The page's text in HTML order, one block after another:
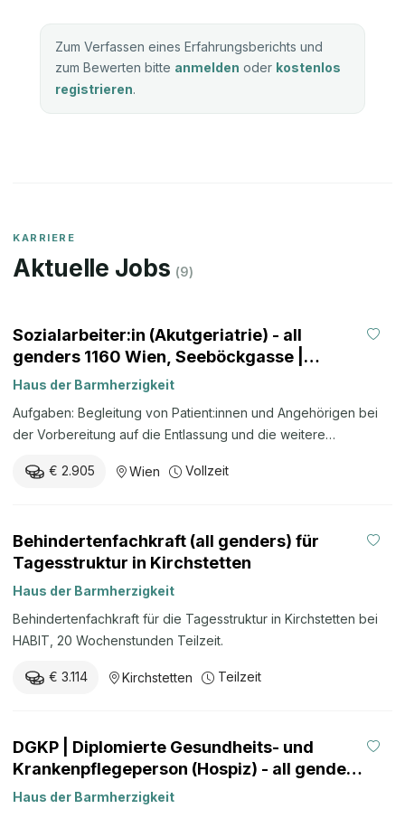
Zum Verfassen eines Erfahrungsberichts und
zum Bewerten bitte anmelden oder kostenlos
registrieren.
KARRIERE
Aktuelle Jobs (9)
Sozialarbeiter:in (Akutgeriatrie) - all
genders 1160 Wien, Seeböckgasse |
Therapie / Sozialbetreuung (SOB, FSB,DSB)
Haus der Barmherzigkeit
Aufgaben: Begleitung von Patient:innen und Angehörigen bei
der Vorbereitung auf die Entlassung und die weitere
Remobilisation Planung und Koordination der Entlassung in
Unterstützungsangeboten sowie zu sozialrechtlichen
Fragestellungen Abstimmung mit Ärzt:innen, Pflege, Therapie
und externen Einrichtungen zur Sicherstellung einer
rechtlicher Fragestellungen im Zusammenhang mit der
Entlassung Dokumentation des Entlassungsprozesses sowie
Mitwirkung an der Weiterentwicklung des
€ 2.905 Wien Vollzeit
Behindertenfachkraft (all genders) für
Tagesstruktur in Kirchstetten
Haus der Barmherzigkeit
Behindertenfachkraft für die Tagesstruktur in Kirchstetten bei
HABIT, 20 Wochenstunden Teilzeit.
€ 3.114 Kirchstetten Teilzeit
DGKP | Diplomierte Gesundheits- und
Krankenpflegeperson (Hospiz) - all genders
1160 Wien, Seeböckgasse | Pflege
Haus der Barmherzigkeit